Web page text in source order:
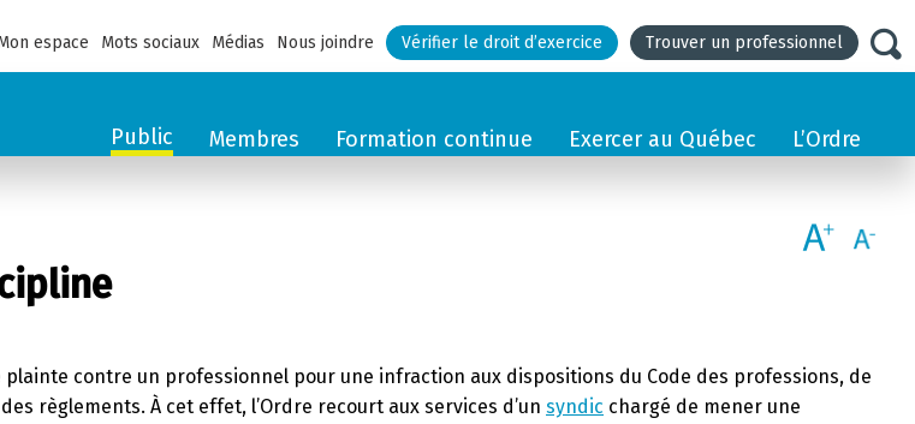
espace Mots sociaux Médias Nous joindre Vérifier le droit d’exercice Trouver un professionnel
Public Membres Formation continue Exercer au Québec L’Ordre
plainte contre un professionnel pour une infraction aux dispositions du Code des professions, de
règlements. À cet effet, l’Ordre recourt aux services d’un syndic chargé de mener une